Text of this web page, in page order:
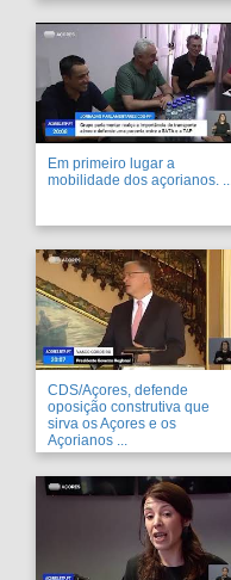
Em primeiro lugar a
mobilidade dos açorianos. ...
CDS/Açores, defende
oposição construtiva que
sirva os Açores e os
Açorianos ...